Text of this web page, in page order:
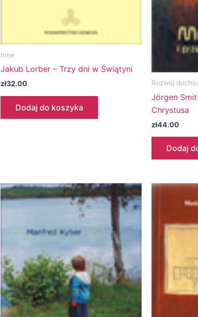
Inne
Jakub Lorber – Trzy dni w Świątyni
zł32.00
Dodaj do koszyka
Rozwój
Jörgen
Chrystusa
zł44.00
Dodaj